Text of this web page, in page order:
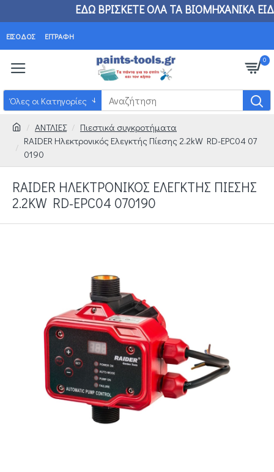
ΒΡΙΣΚΕΤΕ ΟΛΑ ΤΑ ΒΙΟΜΗΧΑΝΙΚΑ ΕΙΔΗ
ΕΊΣΟΔΟΣ ΕΓΓΡΑΦΉ
0
Όλες οι Κατηγορίες
ΑΝΤΛΙΕΣ
Πιεστικά συγκροτήματα
RAIDER Ηλεκτρονικός Ελεγκτής Πίεσης 2.2kW RD-EPC04 07
0190
RAIDER ΗΛΕΚΤΡΟΝΙΚΌΣ ΕΛΕΓΚΤΉΣ ΠΊΕΣΗΣ
2.2KW RD-EPC04 070190